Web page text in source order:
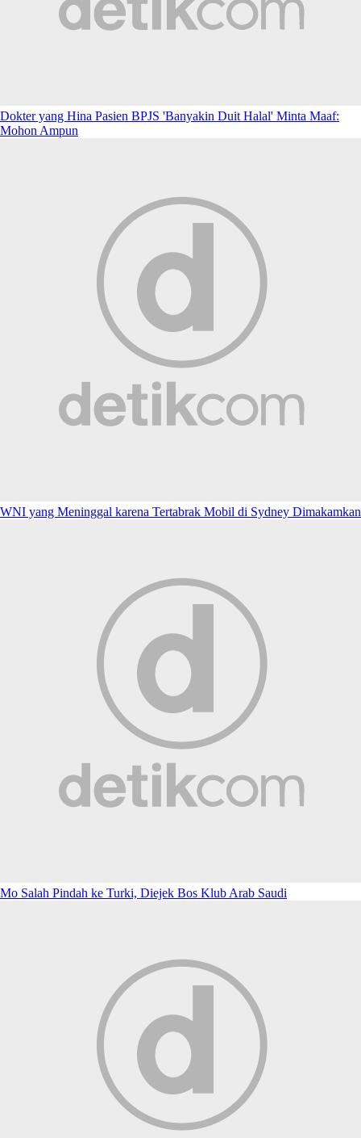
Dokter yang Hina Pasien BPJS 'Banyakin Duit Halal' Minta Maaf:
Mohon Ampun
WNI yang Meninggal karena Tertabrak Mobil di Sydney Dimakamkan
Mo Salah Pindah ke Turki, Diejek Bos Klub Arab Saudi